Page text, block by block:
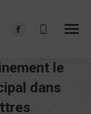
Facebook
opens
in
new
window
le
dans